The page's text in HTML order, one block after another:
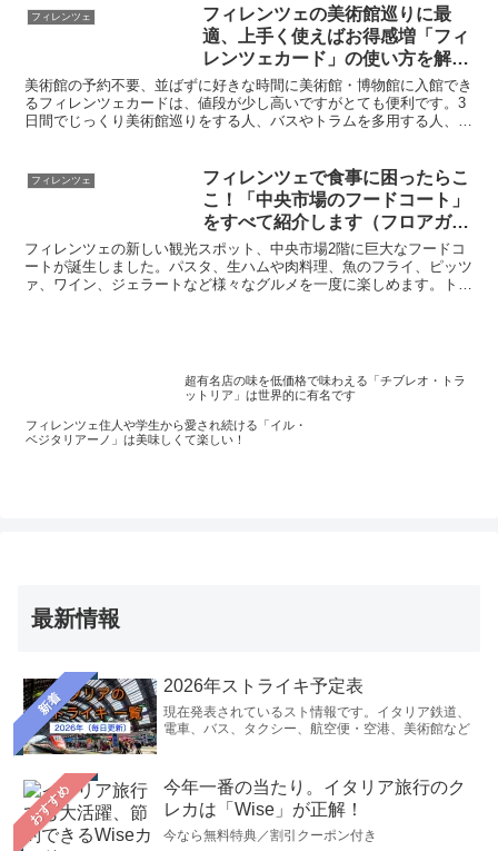
アーも好評。
フィレンツェ
フィレンツェの美術館巡りに最
適、上手く使えばお得感増「フィ
レンツェカード」の使い方を解説
します
美術館の予約不要、並ばずに好きな時間に美術館・博物館に入館でき
るフィレンツェカードは、値段が少し高いですがとても便利です。3
日間でじっくり美術館巡りをする人、バスやトラムを多用する人、予
ート中。
フィレンツェ
フィレンツェで食事に困ったらこ
こ！「中央市場のフードコート」
をすべて紹介します（フロアガイ
ドと各ブースの店舗情報）
フィレンツェの新しい観光スポット、中央市場2階に巨大なフードコ
ートが誕生しました。パスタ、生ハムや肉料理、魚のフライ、ピッツ
ァ、ワイン、ジェラートなど様々なグルメを一度に楽しめます。トリ
超有名店の味を低価格で味わえる「チブレオ・トラ
ットリア」は世界的に有名です
フィレンツェ住人や学生から愛され続ける「イル・
ベジタリアーノ」は美味しくて楽しい！
最新情報
新着
2026年ストライキ予定表
現在発表されているスト情報です。イタリア鉄道、
電車、バス、タクシー、航空便・空港、美術館など
おすすめ
今年一番の当たり。イタリア旅行のク
レカは「Wise」が正解！
今なら無料特典／割引クーポン付き